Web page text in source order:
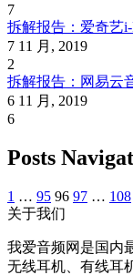
7
拆解报告：爱奇艺
7 11 月, 2019
2
拆解报告：网易云
6 11 月, 2019
6
Posts
1 … 95 96 97 … 108
关于我们
我爱音频网是国内
无线耳机、有线耳